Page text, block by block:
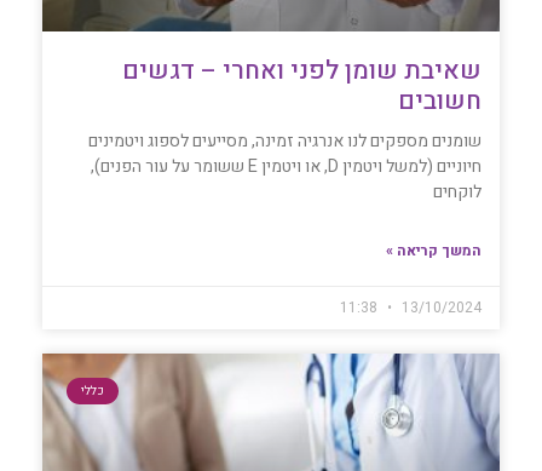
שאיבת שומן לפני ואחרי – דגשים
חשובים
שומנים מספקים לנו אנרגיה זמינה, מסייעים לספוג ויטמינים
חיוניים (למשל ויטמין D, או ויטמין E ששומר על עור הפנים),
לוקחים
המשך קריאה »
13/10/2024
כללי